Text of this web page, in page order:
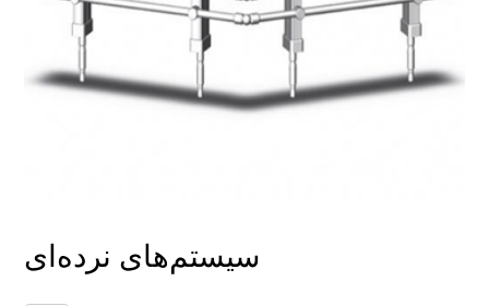
سیستم‌های نرده‌ای